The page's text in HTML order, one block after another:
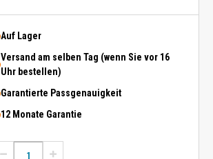
Auf Lager
Versand am selben Tag (wenn Sie vor 16
Uhr bestellen)
Garantierte Passgenauigkeit
12 Monate Garantie